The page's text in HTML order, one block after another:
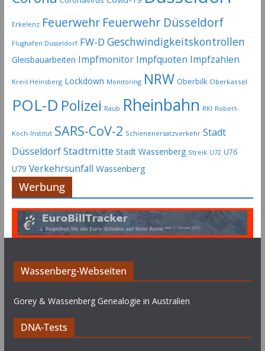
h
i
v
Erkelenz Feuerwehr Feuerwehr Düsseldorf
Flughafen Düsseldorf FW-D Geschwindigkeitskontrollen
Gleisbauarbeiten Impfmonitor Impfquoten Impfzahlen
Kreis Heinsberg Lockdown Monitoring NRW Oberbilk Oberkassel
POL-D Polizei Raub Rheinbahn RKI Robert-
Koch-Institut SARS-CoV-2 Schienenersatzverkehr Stadt
DüsseldorfStadtmitte Stadt Wassenberg Streik U72 U76
U79 Verkehrsunfall Wassenberg
Werbung
Wassenberg-Webseiten
Gorey & Wassenberg Genealogie in Australien
DNA-Tests